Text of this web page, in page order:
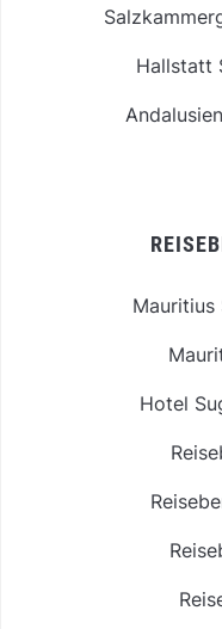
Hallstatt
Mauritius
Hotel